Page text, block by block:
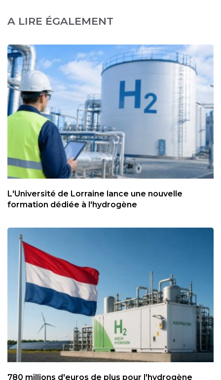
A LIRE ÉGALEMENT
L'Université de Lorraine lance une nouvelle
formation dédiée à l'hydrogène
780 millions d'euros de plus pour l'hydrogène